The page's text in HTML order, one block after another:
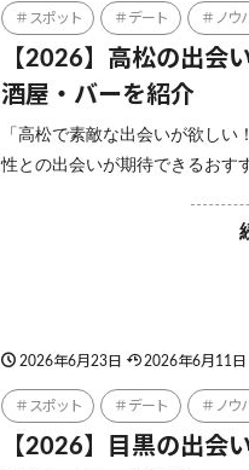
スポット デート ノウ
【2026】高松の出会
酒屋・バーを紹介
「高松で素敵な出会いが欲し
性との出会いが期待できるおす
2026年6月23日 2026年6月11日
スポット デート ノウ
【2026】目黒の出会